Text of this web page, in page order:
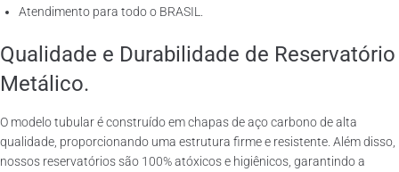
Atendimento para todo o BRASIL.
Qualidade e Durabilidade de Reservatório
Metálico.
O modelo tubular é construído em chapas de aço carbono de alta
qualidade, proporcionando uma estrutura firme e resistente. Além disso,
nossos reservatórios são 100% atóxicos e higiênicos, garantindo a